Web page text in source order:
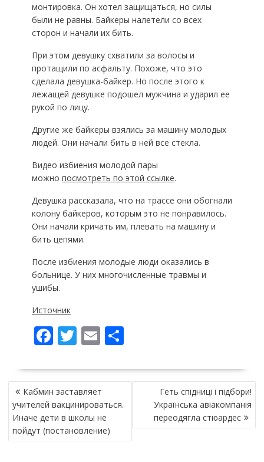
монтировка. Он хотел защищаться, но силы
были не равны. Байкеры налетели со всех
сторон и начали их бить.
При этом девушку схватили за волосы и
протащили по асфальту. Похоже, что это
сделала девушка-байкер. Но после этого к
лежащей девушке подошел мужчина и ударил ее
рукой по лицу.
Другие же байкеры взялись за машину молодых
людей. Они начали бить в ней все стекла.
Видео избиения молодой пары
можно посмотреть по этой ссылке.
Девушка рассказала, что на трассе они обогнали
колону байкеров, которым это не понравилось.
Они начали кричать им, плевать на машину и
бить цепями.
После избиения молодые люди оказались в
больнице. У них многочисленные травмы и
ушибы.
Источник
F
e
b
o
o
k
T
itt
er
E
ai
l
П
ді
т
и
НАВІГАЦІЯ
ЗАПИСІВ
Кабмин заставляет
учителей вакцинироваться.
Иначе дети в школы не
пойдут (постановление)
Геть спідниці і підбори!
Українська авіакомпанія
переодягла стюардес